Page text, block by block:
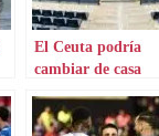
El Ceuta podría
cambiar de casa